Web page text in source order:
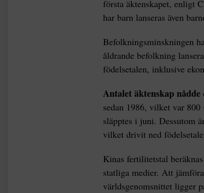
första äktenskapet, enligt
har barn lanseras även
Befolkningsminskningen
åldrande befolkning
födelsetalen, inklusive
Antalet äktenskap nådde
sedan 1986, vilket var
släpptes i juni. Dessutom
vilket drivit ned
Kinas fertilitetstal
statliga medier. Att
världsgenomsnittet ligger